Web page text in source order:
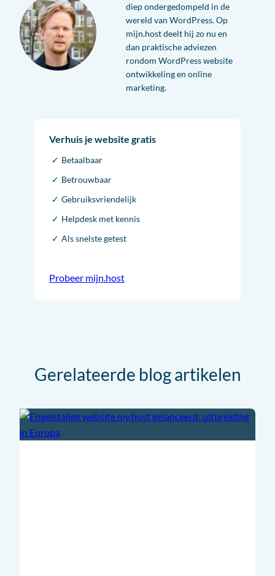
diep ondergedompeld in de
wereld van WordPress. Op
mijn.host deelt hij zo nu en
dan praktische adviezen
rondom WordPress website
ontwikkeling en online
marketing.
Verhuis je website gratis
Betaalbaar
Betrouwbaar
Gebruiksvriendelijk
Helpdesk met kennis
Als snelste getest
Probeer mijn.host
Gerelateerde blog artikelen